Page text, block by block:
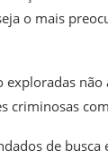
o mais
exploradas
criminosas
de busca